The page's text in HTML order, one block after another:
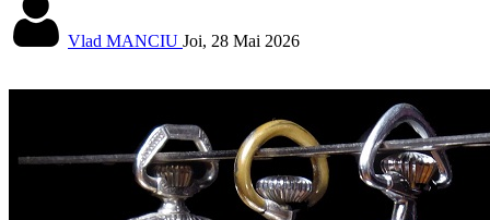
Vlad MANCIU Joi, 28 Mai 2026